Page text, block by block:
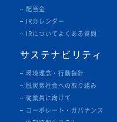
配当金
IRカレンダー
IRについてよくある質問
サステナビリティ
環境理念・行動指針
脱炭素社会への取り組み
従業員に向けて
コーポレート・ガバナンス